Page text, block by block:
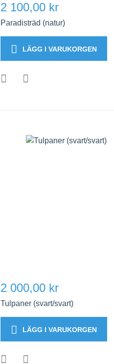
2 100,00 kr
Paradisträd (natur)
LÄGG I VARUKORGEN
2 000,00 kr
Tulpaner (svart/svart)
LÄGG I VARUKORGEN